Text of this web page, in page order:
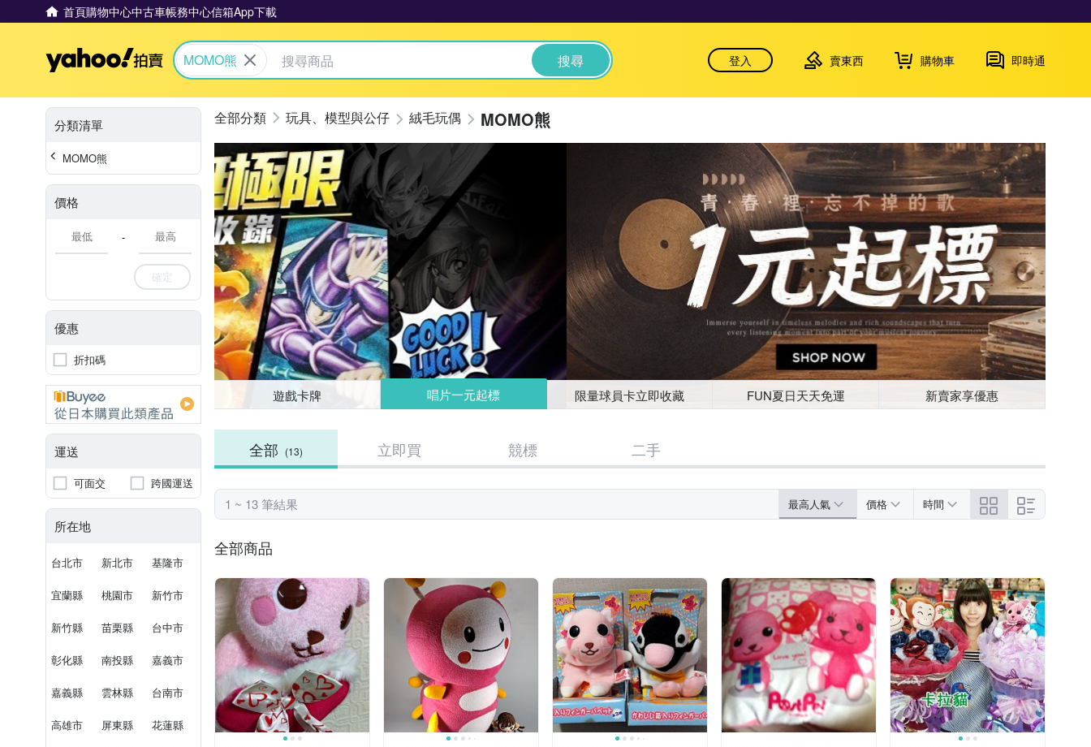
首頁購物中心中古車帳務中心信箱App下載
Yahoo拍賣
MOMO熊 搜尋 登入 賣東西 購物車 即時通
分類清單
MOMO熊
價格
-
確定
優惠
折扣碼
運送
可面交 跨國運送
所在地
台北市 新北市 基隆市
宜蘭縣 桃園市 新竹市
新竹縣 苗栗縣 台中市
彰化縣 南投縣 嘉義市
嘉義縣 雲林縣 台南市
高雄市 屏東縣 花蓮縣
玩具、模型與公仔 絨毛玩偶 MOMO熊
遊戲卡牌 唱片一元起標 限量球員卡立即收藏 FUN夏日天天免運 新賣家享優惠
全部 (13) 立即買 競標 二手
1 ~ 13 筆結果 最高人氣 價格 時間
全部商品